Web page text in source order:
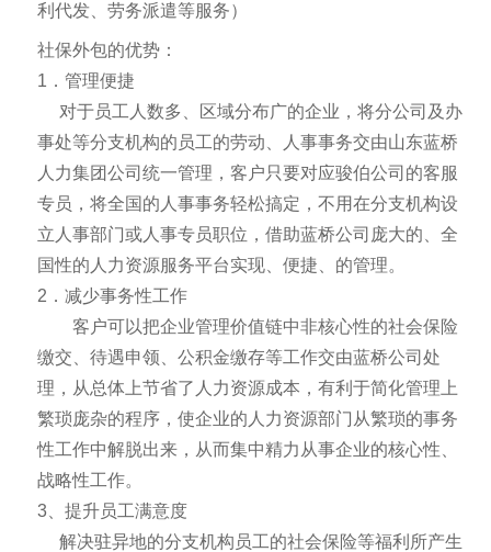
利代发、劳务派遣等服务）
社保外包的优势：
1．管理便捷
对于员工人数多、区域分布广的企业，将分公司及办
事处等分支机构的员工的劳动、人事事务交由山东蓝桥
人力集团公司统一管理，客户只要对应骏伯公司的客服
专员，将全国的人事事务轻松搞定，不用在分支机构设
立人事部门或人事专员职位，借助蓝桥公司庞大的、全
国性的人力资源服务平台实现、便捷、的管理。
2．减少事务性工作
客户可以把企业管理价值链中非核心性的社会保险
缴交、待遇申领、公积金缴存等工作交由蓝桥公司处
理，从总体上节省了人力资源成本，有利于简化管理上
繁琐庞杂的程序，使企业的人力资源部门从繁琐的事务
性工作中解脱出来，从而集中精力从事企业的核心性、
战略性工作。
3、提升员工满意度
解决驻异地的分支机构员工的社会保险等福利所产生